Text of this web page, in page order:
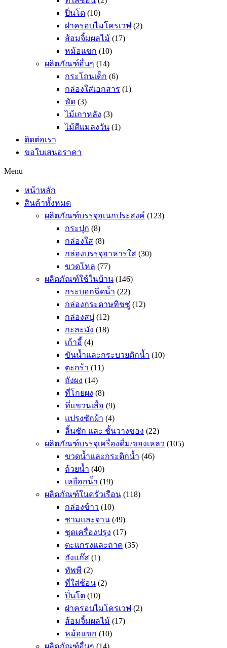
ปิ่นโต (10)
ฝาครอบไมโครเวฟ (2)
ส้อมจิ้มผลไม้ (17)
หม้อแขก (10)
ผลิตภัณฑ์อื่นๆ (14)
กระโถนเด็ก (6)
กล่องใส่เอกสาร (1)
พัด (3)
ไม้เกาหลัง (3)
ไม้ตีแมลงวัน (1)
ติดต่อเรา
ขอใบเสนอราคา
Menu
หน้าหลัก
สินค้าทั้งหมด
ผลิตภัณฑ์บรรจุอเนกประสงค์ (123)
กระปุก (8)
กล่องใส (8)
กล่องบรรจุอาหารใส (30)
ขวดโหล (77)
ผลิตภัณฑ์ใช้ในบ้าน (146)
กระบอกฉีดน้ำ (22)
กล่องกระดาษทิชชู่ (12)
กล่องสบู่ (12)
กะละมัง (18)
เก้าอี้ (4)
ขันน้ำและกระบวยตักน้ำ (10)
ตะกร้า (11)
ถังผง (14)
ที่โกยผง (8)
ที่แขวนเสื้อ (9)
แปรงซักผ้า (4)
ลิ้นชัก และ ชั้นวางของ (22)
ผลิตภัณฑ์บรรจุเครื่องดื่ม/ของเหลว (105)
ขวดน้ำและกระติกน้ำ (46)
ถ้วยน้ำ (40)
เหยือกน้ำ (19)
ผลิตภัณฑ์ในครัวเรือน (118)
กล่องข้าว (10)
ชามและจาน (49)
ชุดเครื่องปรุง (17)
ตะแกรงและถาด (35)
ถังแก๊ส (1)
ทัพพี (2)
ที่ใส่ช้อน (2)
ปิ่นโต (10)
ฝาครอบไมโครเวฟ (2)
ส้อมจิ้มผลไม้ (17)
หม้อแขก (10)
ผลิตภัณฑ์อื่นๆ (14)